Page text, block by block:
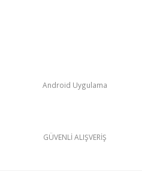
Android Uygulama
GÜVENLİ ALIŞVERİŞ